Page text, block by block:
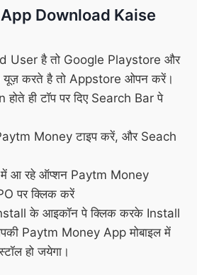
Download Kaise
User है तो Google Playstore और
करते है तो Appstore ओपन करें।
ही टॉप पर दिए Search Bar पे
Money टाइप करें, और Seach
आ रहे ऑप्शन Paytm Money
पर क्लिक करें
के आइकॉन पे क्लिक करके Install
Paytm Money App मोबाइल में
हो जयेगा।